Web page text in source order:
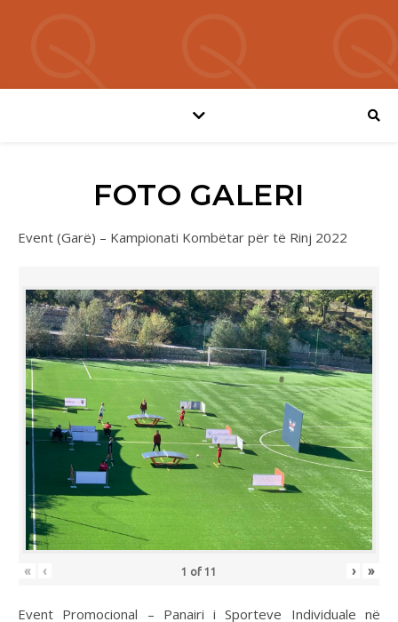
FOTO GALERI
Event (Garë) – Kampionati Kombëtar për të Rinj 2022
« ‹ 1 of 11 › »
Event Promocional – Panairi i Sporteve Individuale në